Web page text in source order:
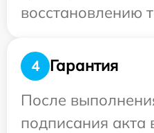
восстановлению
4
Гарантия
После
подписания